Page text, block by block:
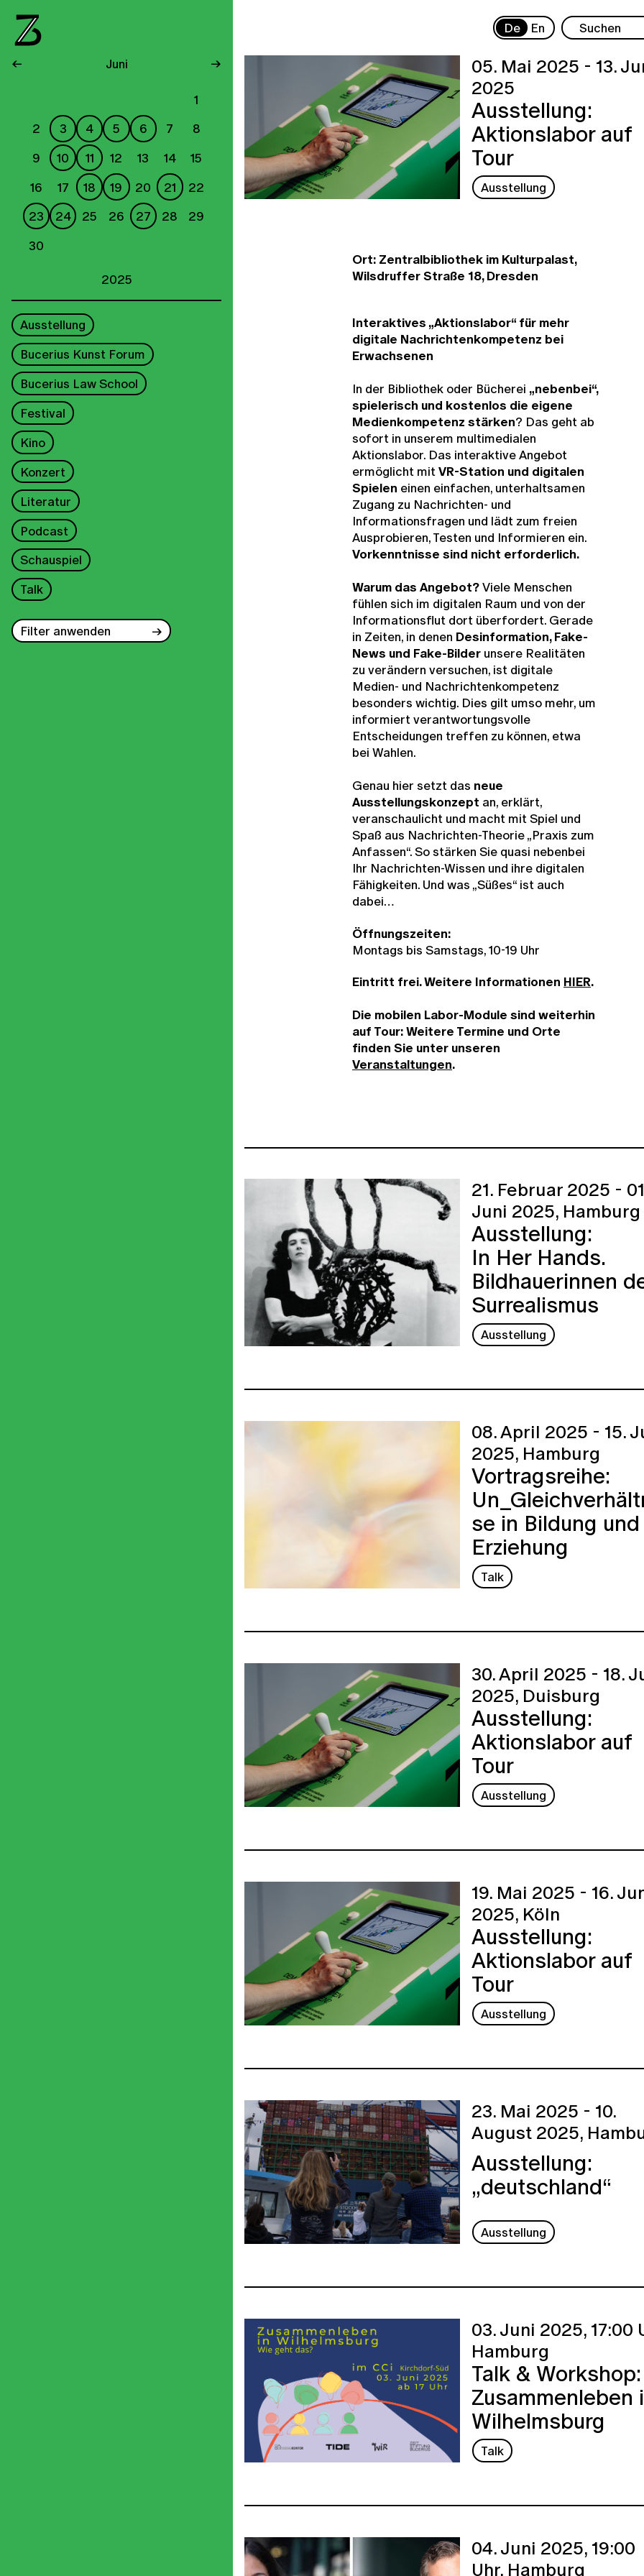
De
En
←
Juni →
1
2
3 4 5 6 7
8
9
10 11 12 13 14
15
16
17 18 19 20 21
22
23
24 25 26 27 28
29
30
2025
Ausstellung
Bucerius Kunst Forum
Bucerius Law School
Festival
Kino
Konzert
Literatur
Podcast
Schauspiel
Talk
Filter anwenden
05. Mai 2025 - 13.
2025
Ausstellung:
Aktionslabor auf
Tour
Ausstellung
Ort: Zentralbibliothek im Kulturpalast,
Wilsdruffer Straße 18, Dresden
Interaktives „Aktionslabor“ für mehr
digitale Nachrichtenkompetenz bei
Erwachsenen
In der Bibliothek oder Bücherei „nebenbei“,
spielerisch und kostenlos die eigene
Medienkompetenz stärken? Das geht ab
sofort in unserem multimedialen
Aktionslabor. Das interaktive Angebot
ermöglicht mitVR-Station und digitalen
Spielen einen einfachen, unterhaltsamen
Zugang zu Nachrichten- und
Informationsfragen und lädt zum freien
Ausprobieren, Testen und Informieren ein.
Vorkenntnisse sind nicht erforderlich.
Warum das Angebot?Viele Menschen
fühlen sich im digitalen Raum und von der
Informationsflut dort überfordert. Gerade
in Zeiten, in denen Desinformation, Fake-
News und Fake-Bilder unsere Realitäten
zu verändern versuchen, ist digitale
Medien- und Nachrichtenkompetenz
besonders wichtig. Dies gilt umso mehr, um
informiert verantwortungsvolle
Entscheidungen treffen zu können, etwa
bei Wahlen.
Genau hier setzt das neue
Ausstellungskonzept an, erklärt,
veranschaulicht und macht mit Spiel und
Spaß aus Nachrichten-Theorie „Praxis zum
Anfassen“. So stärken Sie quasi nebenbei
Ihr Nachrichten-Wissen und ihre digitalen
Fähigkeiten. Und was „Süßes“ ist auch
dabei…
Öffnungszeiten:
Montags bis Samstags, 10-19 Uhr
Eintritt frei. Weitere Informationen HIER.
Die mobilen Labor-Module sind weiterhin
auf Tour: Weitere Termine und Orte
finden Sie unter unseren
Veranstaltungen.
21. Februar 2025 -
Juni 2025, Hamburg
Ausstellung:
In Her Hands.
Bildhauerinnen
Surrealismus
Ausstellung
08. April 2025 - 15.
2025, Hamburg
Vortragsreihe:
se in Bildung und
Erziehung
Talk
30. April 2025 - 18.
2025, Duisburg
Ausstellung:
Aktionslabor auf
Tour
Ausstellung
19. Mai 2025 - 16.
2025, Köln
Ausstellung:
Aktionslabor auf
Tour
Ausstellung
23. Mai 2025 - 10.
August 2025,
Ausstellung:
„deutschland“
Ausstellung
03. Juni 2025,17:00
Hamburg
Talk & Workshop:
Zusammenleben
Wilhelmsburg
Talk
04. Juni 2025,19:00
Uhr, Hamburg